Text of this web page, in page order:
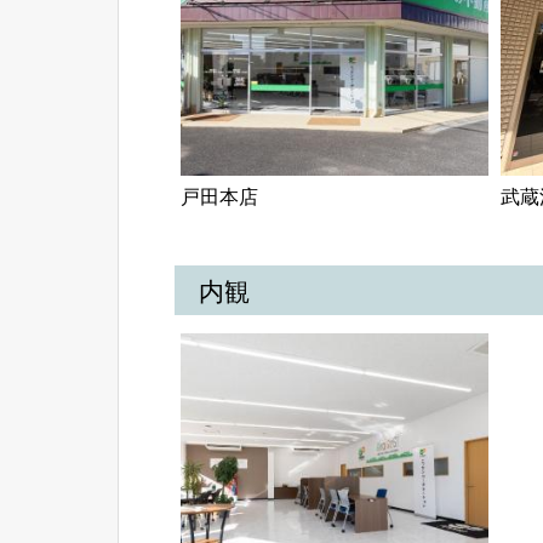
戸田本店 武
内観